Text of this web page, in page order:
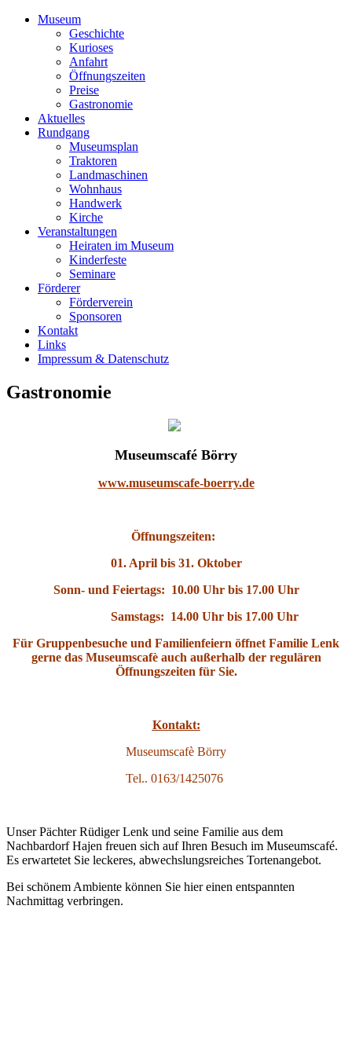
Museum
Geschichte
Kurioses
Anfahrt
Öffnungszeiten
Preise
Gastronomie
Aktuelles
Rundgang
Museumsplan
Traktoren
Landmaschinen
Wohnhaus
Handwerk
Kirche
Veranstaltungen
Heiraten im Museum
Kinderfeste
Seminare
Förderer
Förderverein
Sponsoren
Kontakt
Links
Impressum & Datenschutz
Gastronomie
Museumscafé Börry
www.museumscafe-boerry.de
Öffnungszeiten:
01. April bis 31. Oktober
Sonn- und Feiertags: 10.00 Uhr bis 17.00 Uhr
Samstags: 14.00 Uhr bis 17.00 Uhr
Für Gruppenbesuche und Familienfeiern öffnet Familie Lenk
gerne das Museumscafè auch außerhalb der regulären
Öffnungszeiten für Sie.
Kontakt:
Museumscafè Börry
Tel.. 0163/1425076
Unser Pächter Rüdiger Lenk und seine Familie aus dem
Nachbardorf Hajen freuen sich auf Ihren Besuch im Museumscafé.
Es erwartetet Sie leckeres, abwechslungsreiches Tortenangebot.
Bei schönem Ambiente können Sie hier einen entspannten
Nachmittag verbringen.